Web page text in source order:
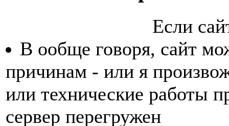
Если
В ообще говоря, сайт
причинам - или я
или технические работы
сервер перегружен